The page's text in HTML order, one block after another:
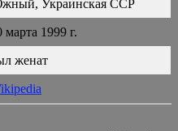
Украинская ССР
марта 1999 г.
женат